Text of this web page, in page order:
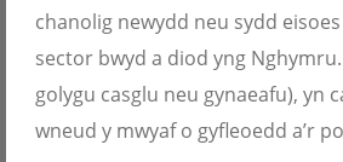
chanolig newydd neu sydd
sector bwyd a diod yng
golygu casglu neu gynaeafu), yn
wneud y mwyaf o gyfleoedd a’r